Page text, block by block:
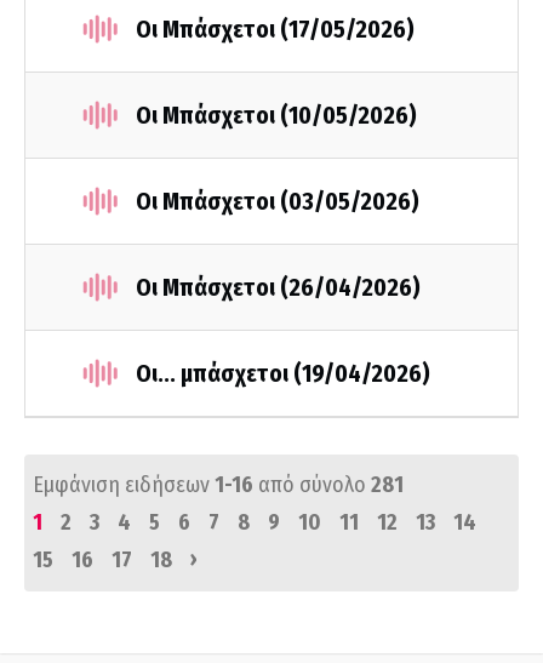
Οι Μπάσχετοι (17/05/2026)
Οι Μπάσχετοι (10/05/2026)
Οι Μπάσχετοι (03/05/2026)
Οι Μπάσχετοι (26/04/2026)
Οι... μπάσχετοι (19/04/2026)
Εμφάνιση ειδήσεων1-16 από σύνολο 281
1
2 3 4 5 6 7 8 9 10 11 12 13
14
15
16 17 18 ›